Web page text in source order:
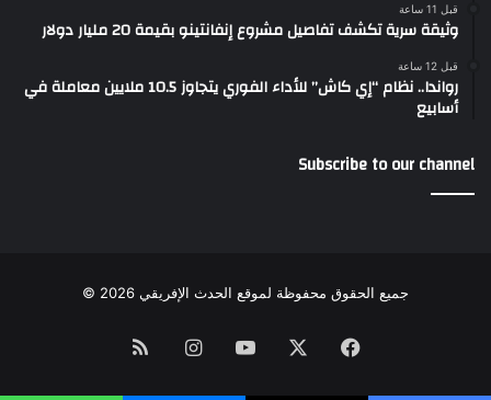
قبل 11 ساعة
وثيقة سرية تكشف تفاصيل مشروع إنفانتينو بقيمة 20 مليار دولار
قبل 12 ساعة
رواندا.. نظام “إي كاش” للأداء الفوري يتجاوز 10.5 ملايين معاملة في
أسابيع
Subscribe to our channel
جميع الحقوق محفوظة لموقع الحدث الإفريقي 2026 ©
Facebook
YouTube
Instagram
RSS